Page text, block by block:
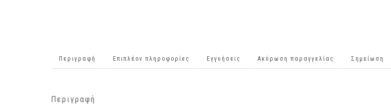
Περιγραφή Επιπλέον πληροφορίες Εγγυήσεις Ακύρωση παραγγελίας Σημείωση
Περιγραφή